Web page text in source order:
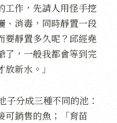
工作，先請人用怪手挖
、消毒，同時靜置一段
要靜置多久呢？邱經堯
了，一般我都會等到完
新水。」
子分成三種不同的池：
可銷售的魚；「育苗